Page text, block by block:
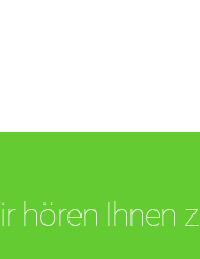
hören Ihnen